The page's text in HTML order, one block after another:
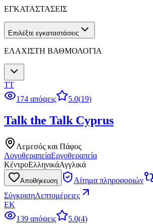
ΕΓΚΑΤΑΣΤΑΣΕΙΣ
Επιλέξτε εγκαταστάσεις
ΕΛΑΧΙΣΤΗ ΒΑΘΜΟΛΟΓΙΑ
TT
174 απόψεις
5.0(19)
Talk the Talk Cyprus
Λεμεσός και Πάφος
ΛογοθεραπείαΕργοθεραπεία
ΚέντροΕλληνικάΑγγλικά
Αποθήκευση
Αίτημα πληροφοριών
ΣύγκρισηΛεπτομέρειες
EK
139 απόψεις
5.0(4)